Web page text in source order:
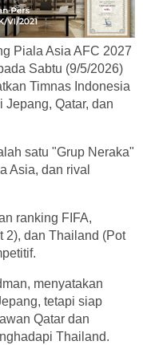
Piala Asia AFC 2027
Sabtu (9/5/2026)
Timnas Indonesia
Jepang, Qatar, dan
satu "Grup Neraka"
Asia, dan rival
ranking FIFA,
2), dan Thailand (Pot
menyatakan
tetapi siap
Qatar dan
Thailand.